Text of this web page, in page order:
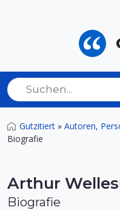
Gutzitiert » Autoren,
Biografie
Arthur
Biografie